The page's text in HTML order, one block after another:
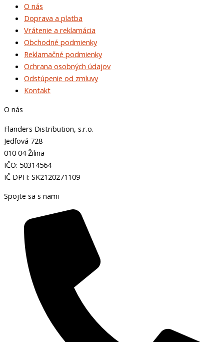
O nás
Doprava a platba
Vrátenie a reklamácia
Obchodné podmienky
Reklamačné podmienky
Ochrana osobných údajov
Odstúpenie od zmluvy
Kontakt
O nás
Flanders Distribution, s.r.o.
Jedľová 728
010 04 Žilina
IČO: 50314564
IČ DPH: SK2120271109
Spojte sa s nami